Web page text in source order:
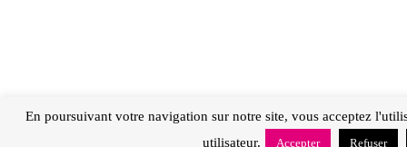
En poursuivant votre navigation sur notre site, vous acceptez
utilisateur.
Accepter Refuser